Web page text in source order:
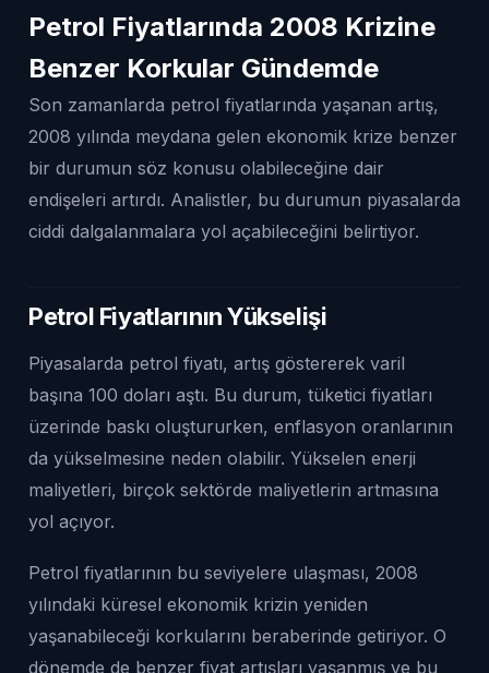
Petrol Fiyatlarında 2008 Krizine
Benzer Korkular Gündemde
Son zamanlarda petrol fiyatlarında yaşanan artış,
2008 yılında meydana gelen ekonomik krize benzer
bir durumun söz konusu olabileceğine dair
endişeleri artırdı. Analistler, bu durumun piyasalarda
ciddi dalgalanmalara yol açabileceğini belirtiyor.
Petrol Fiyatlarının Yükselişi
Piyasalarda petrol fiyatı, artış göstererek varil
başına 100 doları aştı. Bu durum, tüketici fiyatları
üzerinde baskı oluştururken, enflasyon oranlarının
da yükselmesine neden olabilir. Yükselen enerji
maliyetleri, birçok sektörde maliyetlerin artmasına
yol açıyor.
Petrol fiyatlarının bu seviyelere ulaşması, 2008
yılındaki küresel ekonomik krizin yeniden
yaşanabileceği korkularını beraberinde getiriyor. O
dönemde de benzer fiyat artışları yaşanmış ve bu